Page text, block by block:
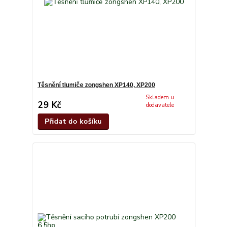
Těsnění tlumiče zongshen XP140, XP200
29 Kč
Skladem u
dodavatele
Přidat do košíku